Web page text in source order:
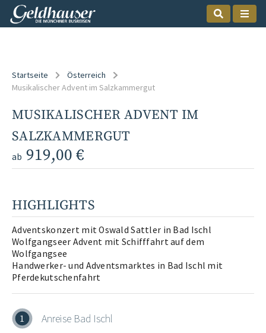
Startseite
Österreich
Musikalischer Advent im Salzkammergut
MUSIKALISCHER ADVENT IM
SALZKAMMERGUT
ab 919,00 €
HIGHLIGHTS
Adventskonzert mit Oswald Sattler in Bad Ischl
Wolfgangseer Advent mit Schifffahrt auf dem
Wolfgangsee
Handwerker- und Adventsmarktes in Bad Ischl mit
1 Anreise Bad Ischl